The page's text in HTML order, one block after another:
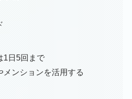
1日5回まで
メンションを活用する